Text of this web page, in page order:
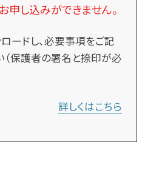
申し込みができません。
ードし、必要事項をご記
（保護者の署名と捺印が必
詳しくはこちら